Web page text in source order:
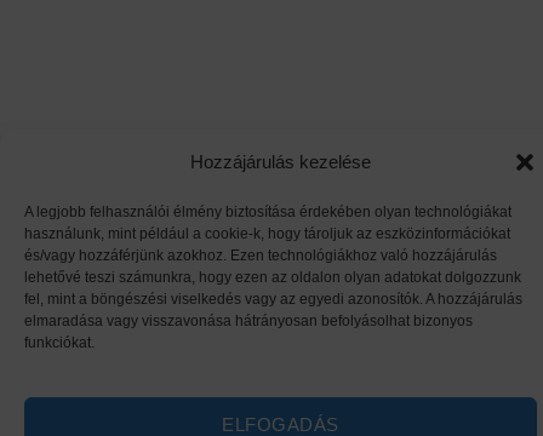
Hozzájárulás kezelése
A legjobb felhasználói élmény biztosítása érdekében olyan technológiákat
használunk, mint például a cookie-k, hogy tároljuk az eszközinformációkat
és/vagy hozzáférjünk azokhoz. Ezen technológiákhoz való hozzájárulás
lehetővé teszi számunkra, hogy ezen az oldalon olyan adatokat dolgozzunk
fel, mint a böngészési viselkedés vagy az egyedi azonosítók. A hozzájárulás
elmaradása vagy visszavonása hátrányosan befolyásolhat bizonyos
funkciókat.
ELFOGADÁS